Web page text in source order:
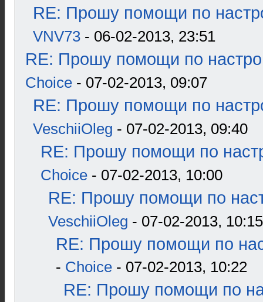
RE: Прошу помощи по
VNV73 - 06-02-2013, 23:51
RE: Прошу помощи по
Choice - 07-02-2013, 09:07
RE: Прошу помощи по
VeschiiOleg - 07-02-2013, 09:40
RE: Прошу помощи по
Choice - 07-02-2013, 10:00
RE: Прошу помощи по
VeschiiOleg - 07-02-2013, 10:15
RE: Прошу помощи по
- Choice - 07-02-2013, 10:22
RE: Прошу помощи по